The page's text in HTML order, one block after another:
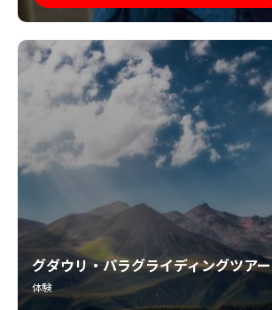
グダウリ・パラグライディングツアー
体験